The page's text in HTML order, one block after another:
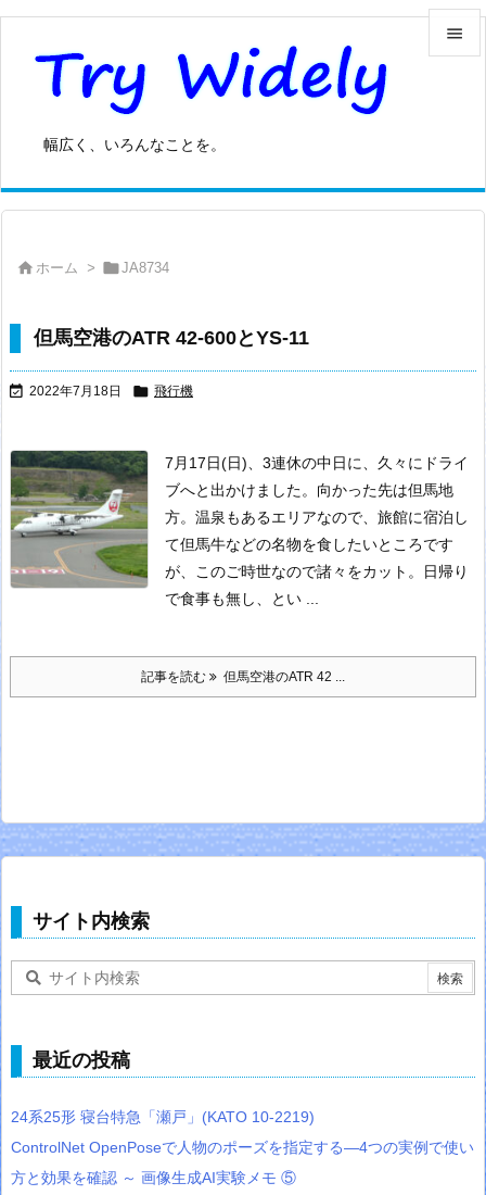
幅広く、いろんなことを。


前へ
 ホーム > JA8734
但馬空港のATR 42-600とYS-11
 2022年7月18日  飛行機
7月17日(日)、3連休の中日に、久々にドライ
ブへと出かけました。向かった先は但馬地
方。 温泉もあるエリアなので、旅館に宿泊し
て但馬牛などの名物を食したいところです
が、このご時世なので諸々をカット。日帰り
で食事も無し、とい ...
記事を読む 但馬空港のATR 42 ...
サイト内検索
最近の投稿
24系25形 寝台特急「瀬戸」(KATO 10-2219)
ControlNet OpenPoseで人物のポーズを指定する―4つの実例で使い
方と効果を確認 ～ 画像生成AI実験メモ ⑤